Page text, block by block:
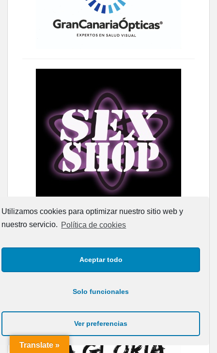
Utilizamos cookies para optimizar nuestro sitio web y
nuestro servicio. Política de cookies
Aceptar todo
Solo funcionales
Ver preferencias
Translate »